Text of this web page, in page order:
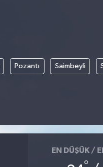
Pozantı Saimbeyli
EN DÜŞÜK /